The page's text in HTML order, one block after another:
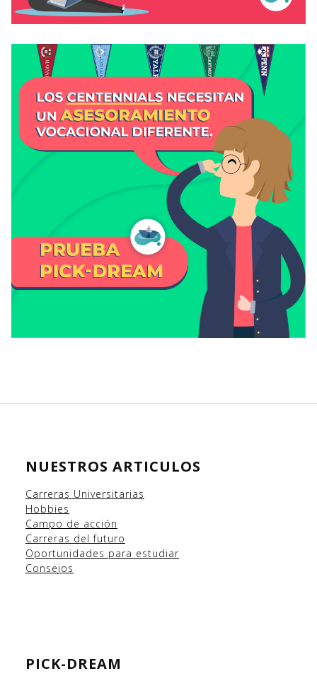
NUESTROS ARTICULOS
Carreras Universitarias
Hobbies
Campo de acción
Carreras del futuro
Oportunidades para estudiar
Consejos
PICK-DREAM